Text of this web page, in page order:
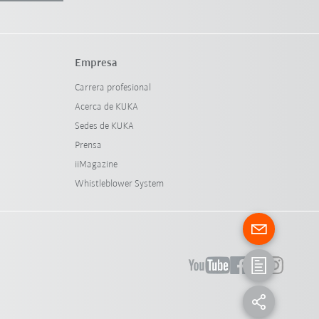
Empresa
Carrera profesional
Acerca de KUKA
Sedes de KUKA
Prensa
iiMagazine
Whistleblower System